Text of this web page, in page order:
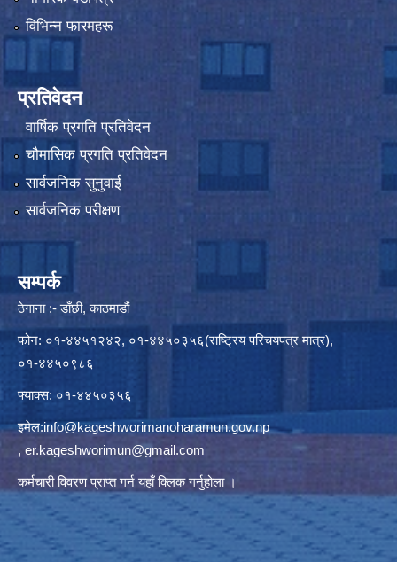
विभिन्न फारमहरू
प्रतिवेदन
वार्षिक प्रगति प्रतिवेदन
चौमासिक प्रगति प्रतिवेदन
सार्वजनिक सुनुवाई
सार्वजनिक परीक्षण
सम्पर्क
ठेगाना :- डाँछी, काठमाडौं
फोन: ०१-४४५१२४२, ०१-४४५०३५६(राष्ट्रिय परिचयपत्र मात्र),
०१-४४५०९८६
फ्याक्स: ०१-४४५०३५६
इमेल:info@kageshworimanoharamun.gov.np
, er.kageshworimun@gmail.com
कर्मचारी विवरण प्राप्त गर्नयहाँ क्लिकगर्नुहोला ।